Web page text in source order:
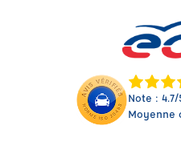
Note : 4.7/
Moyenne